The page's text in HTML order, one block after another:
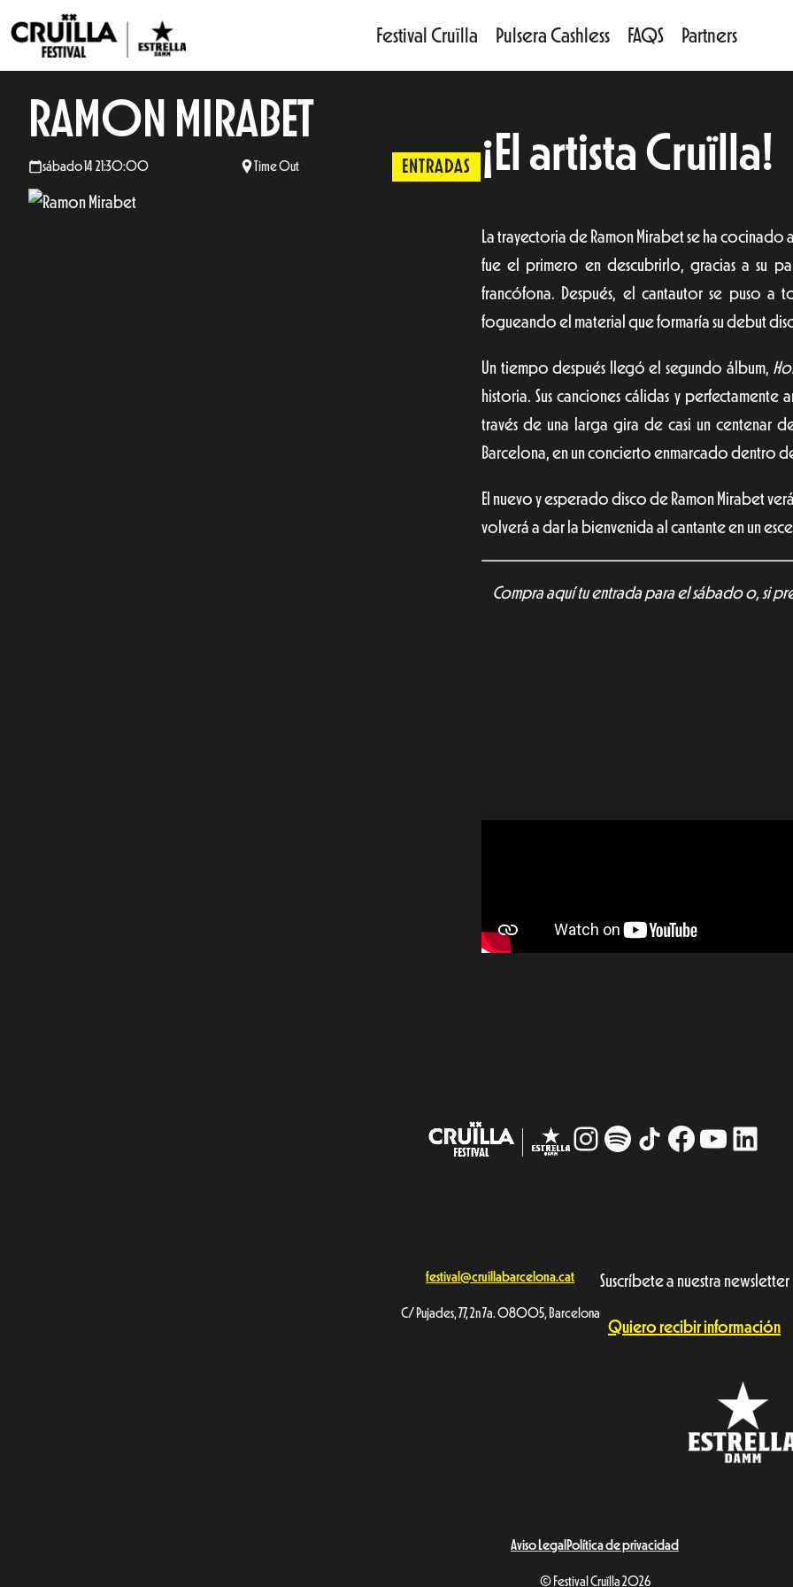
Festival Cruïlla Pulsera Cashless FAQS Partners
RAMON MIRABET
sábado 14 21:30:00 Time Out ENTRADAS ¡El artista Cruïlla!
La trayectoria de Ramon Mirabet se ha
fue el primero en descubrirlo, gracias a su
francófona. Después, el cantautor se puso a
fogueando el material que formaría su debut
Un tiempo después llegó el segundo álbum,
historia. Sus canciones cálidas y
través de una larga gira de casi un centenar
Barcelona, en un concierto enmarcado dentro
El nuevo y esperado disco de Ramon Mirabet
volverá a dar la bienvenida al cantante en un
Compra aquí tu entrada para el sábado o, si
Instagram
# TikTokFacebook
YouTube
festival@cruillabarcelona.cat
C/ Pujades, 77, 2n 7a. 08005, Barcelona
Suscríbete a nuestra newsletter
Quiero recibir información
Aviso Legal Política de privacidad
© Festival Cruïlla 2026